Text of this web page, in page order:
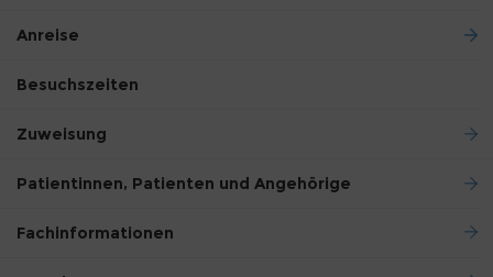
Anreise
Besuchszeiten
Zuweisung
Patientinnen, Patienten und Angehörige
Fachinformationen